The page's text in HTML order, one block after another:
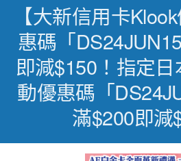
【大新信用卡
惠碼「
即減$150！指定
動優惠碼「
滿$200即減